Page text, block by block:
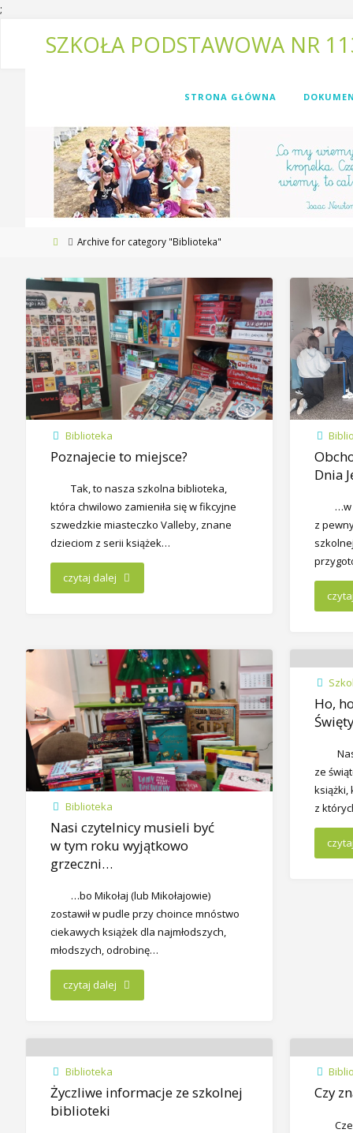
;
SZKOŁA PODSTAWOWA NR
STRONA GŁÓWNA
Archive for category "Biblioteka"
Biblioteka
Poznajecie to miejsce?
Tak, to nasza szkolna biblioteka,
która chwilowo zamieniła się w fikcyjne
szwedzkie miasteczko Valleby, znane
dzieciom z serii książek…
czytaj dalej
Dnia
…w
z
Biblioteka
Nasi czytelnicy musieli być
w tym roku wyjątkowo
grzeczni…
…bo Mikołaj (lub Mikołajowie)
zostawił w pudle przy choince mnóstwo
ciekawych książek dla najmłodszych,
młodszych, odrobinę…
czytaj dalej
Ho,
ze
książki,
z
Biblioteka
Życzliwe informacje ze szkolnej
biblioteki
Czy